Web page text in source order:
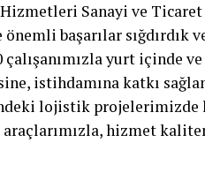
Sanayi ve Ticaret
başarılar sığdırdık
yurt içinde ve
istihdamına katkı
lojistik projelerimizde
hizmet